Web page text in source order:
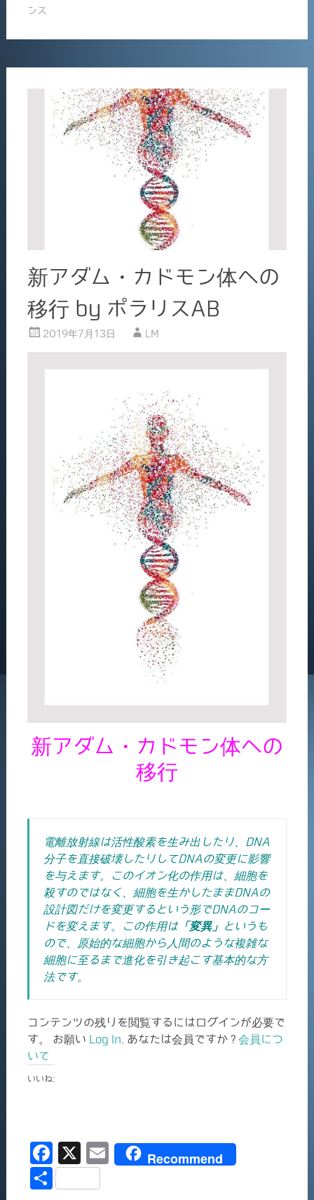
k
ンス
新アダム・カドモン体への
移行 by ポラリスAB
2019年7月13日 LM
新アダム・カドモン体への
移行
電離放射線は活性酸素を生み出したり、DNA
分子を直接破壊したりしてDNAの変更に影響
を与えます。このイオン化の作用は、細胞を
殺すのではなく、細胞を生かしたままDNAの
設計図だけを変更するという形でDNAのコー
ドを変えます。この作用は「変異」
というも
ので、原始的な細胞から人間のような複雑な
細胞に至るまで進化を引き起こす基本的な方
法です。
コンテンツの残りを閲覧するにはログインが必要で
す。 お願い Log In . あなたは会員ですか ? 会員につ
いて
いいね:
F
a
X
E
Recommend
共